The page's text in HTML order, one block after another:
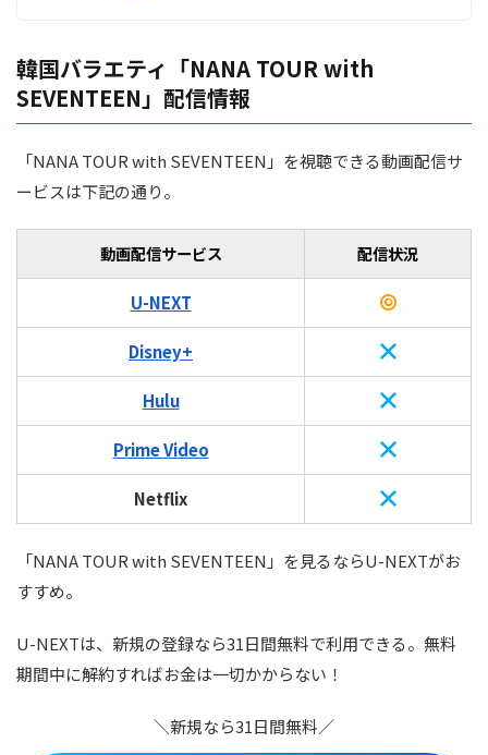
韓国バラエティ「NANA TOUR with
SEVENTEEN」配信情報
「NANA TOUR with SEVENTEEN」を視聴できる動画配信サ
ービスは下記の通り。
動画配信サービス 配信状況
U-NEXT
Disney+
Hulu
Prime Video
Netflix
「NANA TOUR with SEVENTEEN」を見るならU-NEXTがお
すすめ。
U-NEXTは、新規の登録なら31日間無料で利用できる。無料
期間中に解約すればお金は一切かからない！
＼新規なら31日間無料／